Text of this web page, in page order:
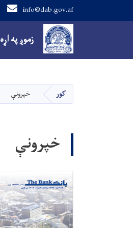
info@dab.gov.af
Main navigation
زموږ په اړه
کور خپرونې
خپرونې